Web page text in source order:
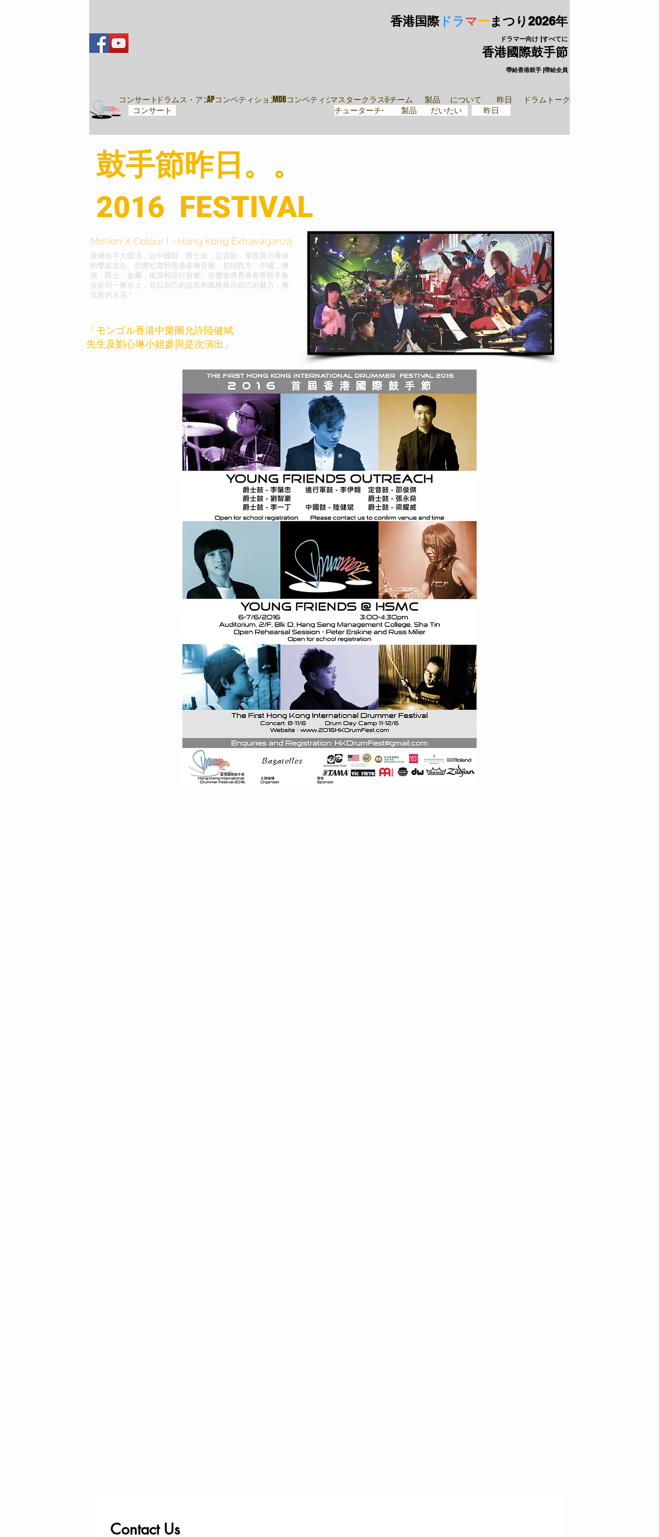
コンサート
音樂會
コンサート ドラムス・アンド・ムーブ
香港国際ドラ マーまつり 2026年
ドラマー向け |すべてに
香港國際鼓手節
帶給香港鼓手 |帶給全員
APコンペティション
チューターチーム
製品 だいたい 昨日
教師 導師團隊 鼓手裝備 閉ざされた
講師チーム 製品 について 昨日 ドラムトーク
MDBコンペティションマスタークラス
​鼓手節昨日。。
2016 FESTIVAL
Motion X Colour I - Hong Kong Extravaganza
香港鼓手大匯演，以中國鼓，爵士鼓，定音鼓，軍鼓展示香港
的擊鼓文化。您將欣賞到香港各種音樂，包括西方，中國，傳
統，爵士，金屬，搖滾和流行音樂。音樂會將香港各界鼓手集
合於同一舞台上，並以自己的語言和風格展示自己的魅力，擦
出新的火花！
「モンゴル香港中樂團允許陸健斌
先生及劉心琳小姐參與是次演出」
Contact Us